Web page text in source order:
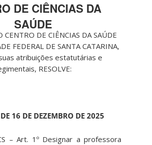
DE CIÊNCIAS DA
SAÚDE
DE CIÊNCIAS DA SAÚDE
FEDERAL DE SANTA CATARINA,
atribuições estatutárias e
RESOLVE:
16 DE DEZEMBRO DE 2025
– Art. 1º Designar a professora